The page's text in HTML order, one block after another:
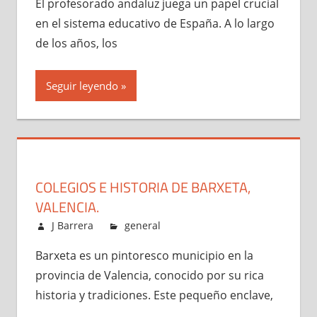
El profesorado andaluz juega un papel crucial
en el sistema educativo de España. A lo largo
de los años, los
Seguir leyendo
COLEGIOS E HISTORIA DE BARXETA,
VALENCIA.
julio 9, 2024
J Barrera general
Barxeta es un pintoresco municipio en la
provincia de Valencia, conocido por su rica
historia y tradiciones. Este pequeño enclave,